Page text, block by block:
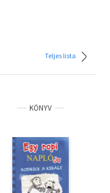
Teljes lista
KÖNYV